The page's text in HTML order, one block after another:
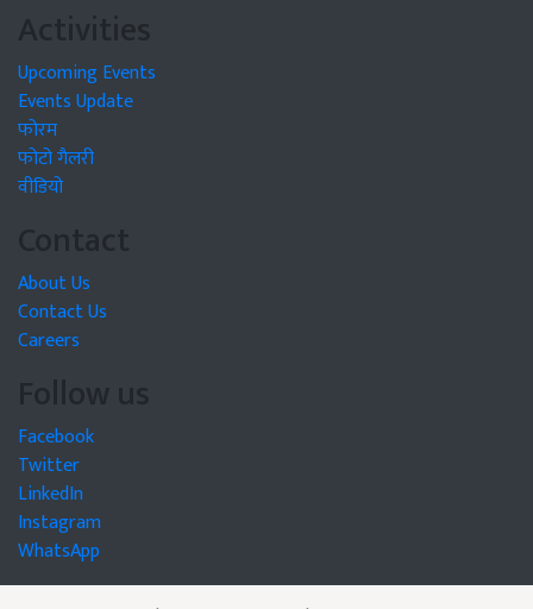
Activities
Upcoming Events
Events Update
फोरम
फोटो गैलरी
वीडियो
Contact
About Us
Contact Us
Careers
Follow us
Facebook
Twitter
LinkedIn
Instagram
WhatsApp